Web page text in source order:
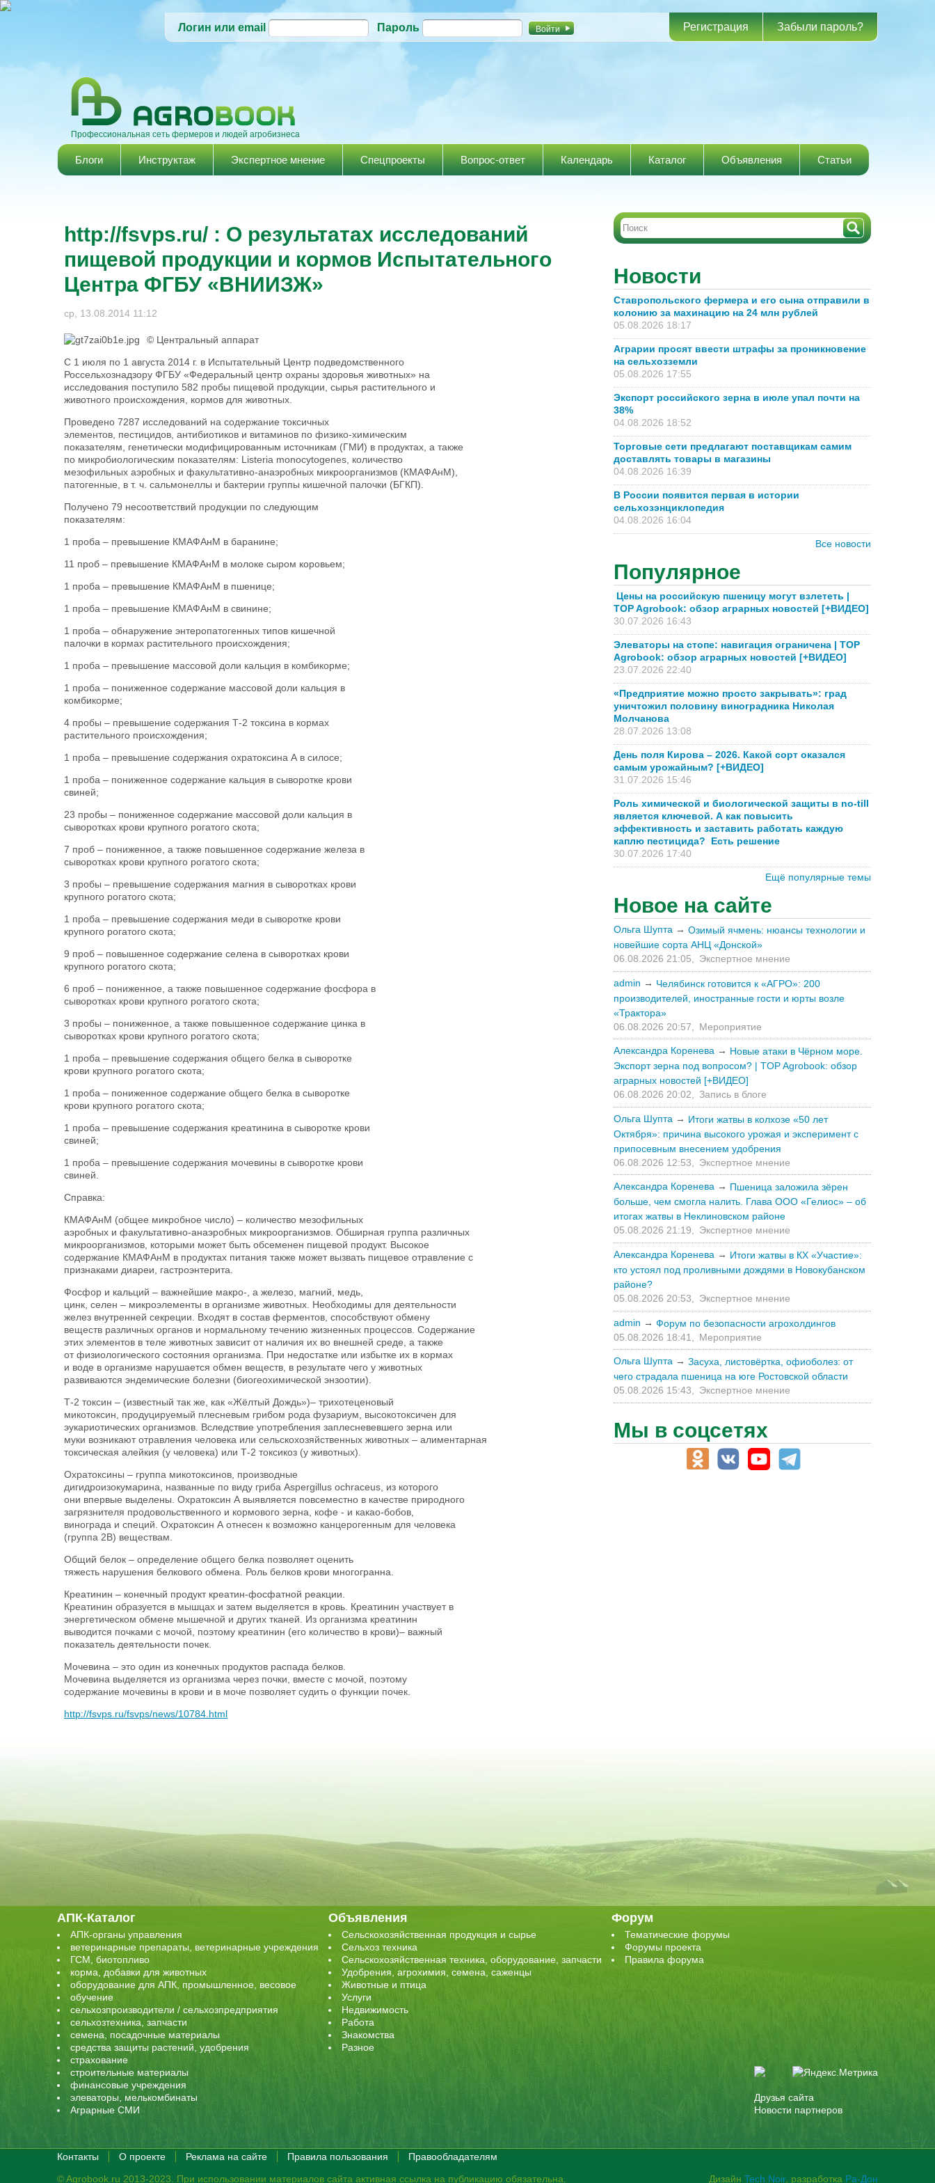
Перейти к
содержанию
Логин или email Пароль Регистрация Забыли пароль?
Профессиональная сеть фермеров и людей агробизнеса
Главное меню
Блоги Инструктаж Экспертное мнение Спецпроекты Вопрос-ответ Календарь Каталог Объявления Статьи
http://fsvps.ru/ : О результатах исследований
пищевой продукции и кормов Испытательного
Центра ФГБУ «ВНИИЗЖ»
ср, 13.08.2014 11:12
© Центральный аппарат
С 1 июля по 1 августа 2014 г. в Испытательный Центр подведомственного
Россельхознадзору ФГБУ «Федеральный центр охраны здоровья животных» на
исследования поступило 582 пробы пищевой продукции, сырья растительного и
животного происхождения, кормов для животных.
Проведено 7287 исследований на содержание токсичных
элементов, пестицидов, антибиотиков и витаминов по физико-химическим
показателям, генетически модифицированным источникам (ГМИ) в продуктах, а также
по микробиологическим показателям: Listeria monocytogenes, количество
мезофильных аэробных и факультативно-анаэробных микроорганизмов (КМАФАнМ),
патогенные, в т. ч. сальмонеллы и бактерии группы кишечной палочки (БГКП).
Получено 79 несоответствий продукции по следующим
показателям:
1 проба – превышение КМАФАнМ в баранине;
11 проб – превышение КМАФАнМ в молоке сыром коровьем;
1 проба – превышение КМАФАнМ в пшенице;
1 проба – превышение КМАФАнМ в свинине;
1 проба – обнаружение энтеропатогенных типов кишечной
палочки в кормах растительного происхождения;
1 проба – превышение массовой доли кальция в комбикорме;
1 проба – пониженное содержание массовой доли кальция в
комбикорме;
4 пробы – превышение содержания Т-2 токсина в кормах
растительного происхождения;
1 проба – превышение содержания охратоксина А в силосе;
1 проба – пониженное содержание кальция в сыворотке крови
свиней;
23 пробы – пониженное содержание массовой доли кальция в
сыворотках крови крупного рогатого скота;
7 проб – пониженное, а также повышенное содержание железа в
сыворотках крови крупного рогатого скота;
3 пробы – превышение содержания магния в сыворотках крови
крупного рогатого скота;
1 проба – превышение содержания меди в сыворотке крови
крупного рогатого скота;
9 проб – повышенное содержание селена в сыворотках крови
крупного рогатого скота;
6 проб – пониженное, а также повышенное содержание фосфора в
сыворотках крови крупного рогатого скота;
3 пробы – пониженное, а также повышенное содержание цинка в
сыворотках крови крупного рогатого скота;
1 проба – превышение содержания общего белка в сыворотке
крови крупного рогатого скота;
1 проба – пониженное содержание общего белка в сыворотке
крови крупного рогатого скота;
1 проба – превышение содержания креатинина в сыворотке крови
свиней;
1 проба – превышение содержания мочевины в сыворотке крови
свиней.
Справка:
КМАФАнМ (общее микробное число) – количество мезофильных
аэробных и факультативно-анаэробных микроорганизмов. Обширная группа различных
микроорганизмов, которыми может быть обсеменен пищевой продукт. Высокое
содержание КМАФАнМ в продуктах питания также может вызвать пищевое отравление с
признаками диареи, гастроэнтерита.
Фосфор и кальций – важнейшие макро-, а железо, магний, медь,
цинк, селен – микроэлементы в организме животных. Необходимы для деятельности
желез внутренней секреции. Входят в состав ферментов, способствуют обмену
веществ различных органов и нормальному течению жизненных процессов. Содержание
этих элементов в теле животных зависит от наличия их во внешней среде, а также
от физиологического состояния организма. При недостатке или избытке их в кормах
и воде в организме нарушается обмен веществ, в результате чего у животных
развиваются эндемические болезни (биогеохимической энзоотии).
Т-2 токсин – (известный так же, как «Жёлтый Дождь»)– трихотеценовый
микотоксин, продуцируемый плесневым грибом рода фузариум, высокотоксичен для
эукариотических организмов. Вследствие употребления заплесневевшего зерна или
муки возникают отравления человека или сельскохозяйственных животных – алиментарная
токсическая алейкия (у человека) или Т-2 токсикоз (у животных).
Охратоксины – группа микотоксинов, производные
дигидроизокумарина, названные по виду гриба Aspergillus ochraceus, из которого
они впервые выделены. Охратоксин А выявляется повсеместно в качестве природного
загрязнителя продовольственного и кормового зерна, кофе - и какао-бобов,
винограда и специй. Охратоксин А отнесен к возможно канцерогенным для человека
(группа 2В) веществам.
Общий белок – определение общего белка позволяет оценить
тяжесть нарушения белкового обмена. Роль белков крови многогранна.
Креатинин – конечный продукт креатин-фосфатной реакции.
Креатинин образуется в мышцах и затем выделяется в кровь. Креатинин участвует в
энергетическом обмене мышечной и других тканей. Из организма креатинин
выводится почками с мочой, поэтому креатинин (его количество в крови)– важный
показатель деятельности почек.
Мочевина – это один из конечных продуктов распада белков.
Мочевина выделяется из организма через почки, вместе с мочой, поэтому
содержание мочевины в крови и в моче позволяет судить о функции почек.
http://fsvps.ru/fsvps/news/10784.html
Новости
Ставропольского фермера и его сына отправили в
колонию за махинацию на 24 млн рублей
05.08.2026 18:17
Аграрии просят ввести штрафы за проникновение
на сельхозземли
05.08.2026 17:55
Экспорт российского зерна в июле упал почти на
38%
04.08.2026 18:52
Торговые сети предлагают поставщикам самим
доставлять товары в магазины
04.08.2026 16:39
В России появится первая в истории
сельхозэнциклопедия
04.08.2026 16:04
Все новости
Популярное
Цены на российскую пшеницу могут взлететь |
TOP Agrobook: обзор аграрных новостей [+ВИДЕО]
30.07.2026 16:43
Элеваторы на стопе: навигация ограничена | TOP
Agrobook: обзор аграрных новостей [+ВИДЕО]
23.07.2026 22:40
«Предприятие можно просто закрывать»: град
уничтожил половину виноградника Николая
Молчанова
28.07.2026 13:08
День поля Кирова – 2026. Какой сорт оказался
самым урожайным? [+ВИДЕО]
31.07.2026 15:46
Роль химической и биологической защиты в no-till
является ключевой. А как повысить
эффективность и заставить работать каждую
каплю пестицида? Есть решение
30.07.2026 17:40
Ещё популярные темы
Новое на сайте
Ольга Шупта → Озимый ячмень: нюансы технологии и
новейшие сорта АНЦ «Донской»
06.08.2026 21:05,
Экспертное мнение
admin → Челябинск готовится к «АГРО»: 200
производителей, иностранные гости и юрты возле
«Трактора»
06.08.2026 20:57,
Мероприятие
Александра Коренева → Новые атаки в Чёрном море.
Экспорт зерна под вопросом? | TOP Agrobook: обзор
аграрных новостей [+ВИДЕО]
06.08.2026 20:02,
Запись в блоге
Ольга Шупта → Итоги жатвы в колхозе «50 лет
Октября»: причина высокого урожая и эксперимент с
припосевным внесением удобрения
06.08.2026 12:53,
Экспертное мнение
Александра Коренева → Пшеница заложила зёрен
больше, чем смогла налить. Глава ООО «Гелиос» – об
итогах жатвы в Неклиновском районе
05.08.2026 21:19, Экспертное мнение
Александра Коренева → Итоги жатвы в КХ «Участие»:
кто устоял под проливными дождями в Новокубанском
районе?
05.08.2026 20:53,
Экспертное мнение
admin → Форум по безопасности агрохолдингов
05.08.2026 18:41,
Мероприятие
Ольга Шупта → Засуха, листовёртка, офиоболез: от
чего страдала пшеница на юге Ростовской области
05.08.2026 15:43,
Экспертное мнение
Мы в соцсетях
АПК-Каталог
АПК-органы управления
ветеринарные препараты, ветеринарные учреждения
ГСМ, биотопливо
корма, добавки для животных
оборудование для АПК, промышленное, весовое
обучение
сельхозпроизводители / сельхозпредприятия
сельхозтехника, запчасти
семена, посадочные материалы
средства защиты растений, удобрения
страхование
строительные материалы
финансовые учреждения
элеваторы, мелькомбинаты
Аграрные СМИ
Объявления
Сельскохозяйственная продукция и сырье
Сельхоз техника
Сельскохозяйственная техника, оборудование, запчасти
Удобрения, агрохимия, семена, саженцы
Животные и птица
Услуги
Недвижимость
Работа
Знакомства
Разное
Форум
Тематические форумы
Форумы проекта
Правила форума
Друзья сайта
Новости партнеров
Контакты О проекте Реклама на сайте Правила пользования
Правообладателям
© Agrobook.ru 2013-2023. При использовании материалов сайта активная ссылка на публикацию обязательна.
Дизайн Tech Noir, разработка Ра-Дон